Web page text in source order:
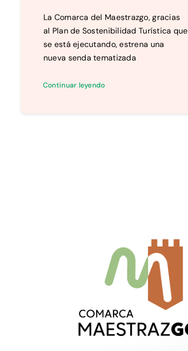
La Comarca del Maestrazgo, gracias
al Plan de Sostenibilidad Turística que
se está ejecutando, estrena una
nueva senda tematizada
Continuar leyendo